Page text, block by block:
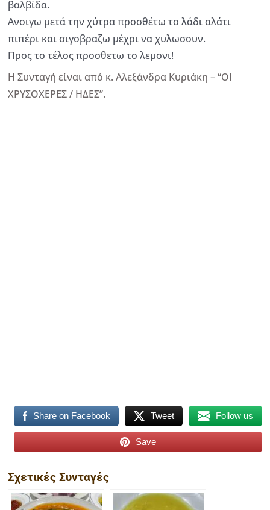
βαλβίδα.
Ανοιγω μετά την χύτρα προσθέτω το λάδι αλάτι
πιπέρι και σιγοβραζω μέχρι να χυλωσουν.
Προς το τέλος προσθετω το λεμονι!
Η Συνταγή είναι από κ. Αλεξάνδρα Κυριάκη – “ΟΙ
ΧΡΥΣΟΧΕΡΕΣ / ΗΔΕΣ”.
Share on Facebook Tweet Follow us
Save
Σχετικές Συνταγές